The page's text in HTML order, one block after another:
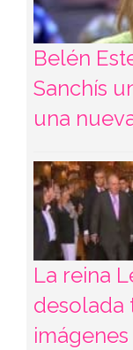
Belén
Sanchís
una
La reina
desolada